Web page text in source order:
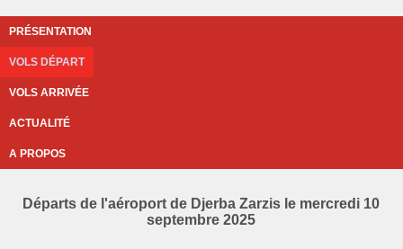
PRÉSENTATION
VOLS DÉPART
VOLS ARRIVÉE
ACTUALITÉ
A PROPOS
Départs de l'aéroport de Djerba Zarzis le mercredi 10
septembre 2025